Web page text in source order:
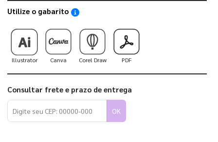
Utilize o gabarito Saiba como utilizar os nossos gabaritos
Illustrator Canva Corel Draw PDF
Consultar frete e prazo de entrega
OK